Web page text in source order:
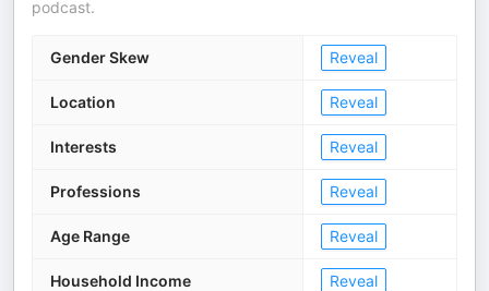
podcast.
Gender Skew Reveal
Location Reveal
Interests Reveal
Professions Reveal
Age Range Reveal
Household Income Reveal